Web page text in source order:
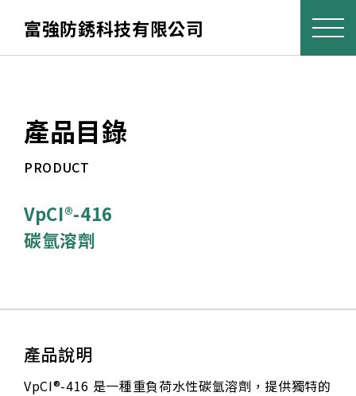
富強防銹科技有限公司
產品目錄
PRODUCT
VpCI®-416
碳氫溶劑
產品說明
VpCI®-416 是一種重負荷水性碳氫溶劑，提供獨特的